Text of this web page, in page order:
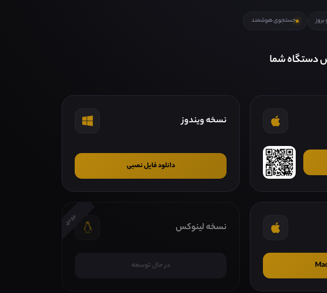
جستجوی هوشمند
دستگاه شما
نسخه ویندوز
دانلود فایل نصبی
بزودی
نسخه لینوکس
در حال توسعه